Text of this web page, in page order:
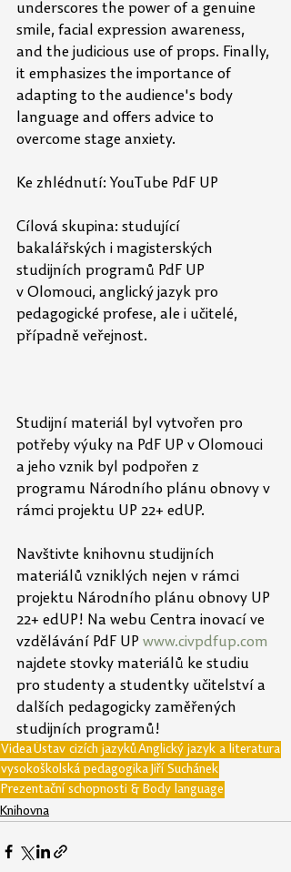
underscores the power of a genuine
smile, facial expression awareness,
and the judicious use of props. Finally,
it emphasizes the importance of
adapting to the audience's body
language and offers advice to
overcome stage anxiety.
Ke zhlédnutí: YouTube PdF UP
Cílová skupina: studující
bakalářských i magisterských
studijních programů PdF UP
v Olomouci, anglický jazyk pro
pedagogické profese, ale i učitelé,
případně veřejnost.
Studijní materiál byl vytvořen pro
potřeby výuky na PdF UP v Olomouci
a jeho vznik byl podpořen z
programu Národního plánu obnovy v
rámci projektu UP 22+ edUP.
Navštivte knihovnu studijních
materiálů vzniklých nejen v rámci
projektu Národního plánu obnovy UP
22+ edUP! Na webu Centra inovací ve
vzdělávání PdF UP www.civpdfup.com
najdete stovky materiálů ke studiu
pro studenty a studentky učitelství a
dalších pedagogicky zaměřených
studijních programů!
VideaÚstav cizích jazykůAnglický jazyk a literatura
vysokoškolská pedagogika Jiří Suchánek
Prezentační schopnosti & Body language
Knihovna